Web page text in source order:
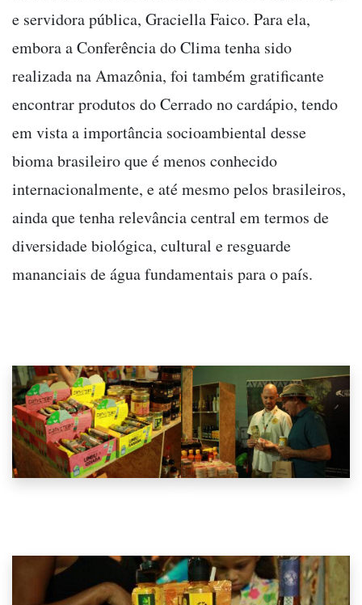
e servidora pública, Graciella Faico. Para ela,
embora a Conferência do Clima tenha sido
realizada na Amazônia, foi também gratificante
encontrar produtos do Cerrado no cardápio, tendo
em vista a importância socioambiental desse
bioma brasileiro que é menos conhecido
internacionalmente, e até mesmo pelos brasileiros,
ainda que tenha relevância central em termos de
diversidade biológica, cultural e resguarde
mananciais de água fundamentais para o país.